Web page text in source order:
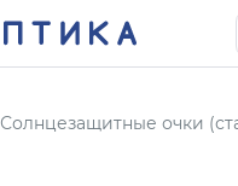
Солнцезащитные очки